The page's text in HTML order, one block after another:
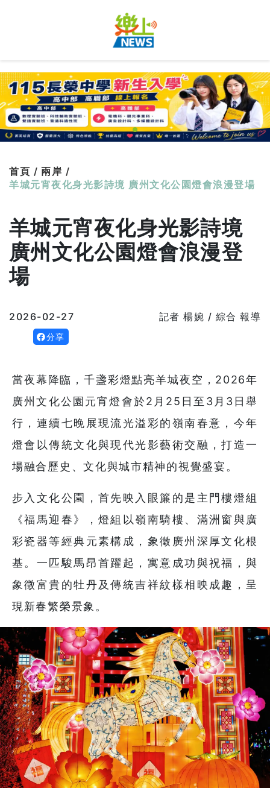
首頁 / 兩岸 /
羊城元宵夜化身光影詩境 廣州文化公園燈會浪漫登場
羊城元宵夜化身光影詩境
廣州文化公園燈會浪漫登
場
2026-02-27 記者 楊婉 / 綜合 報導
分享
當夜幕降臨，千盞彩燈點亮羊城夜空，2026年
廣州文化公園元宵燈會於2月25日至3月3日舉
行，連續七晚展現流光溢彩的嶺南春意，今年
燈會以傳統文化與現代光影藝術交融，打造一
場融合歷史、文化與城市精神的視覺盛宴。
步入文化公園，首先映入眼簾的是主門樓燈組
《福馬迎春》，燈組以嶺南騎樓、滿洲窗與廣
彩瓷器等經典元素構成，象徵廣州深厚文化根
基。一匹駿馬昂首躍起，寓意成功與祝福，與
象徵富貴的牡丹及傳統吉祥紋樣相映成趣，呈
現新春繁榮景象。